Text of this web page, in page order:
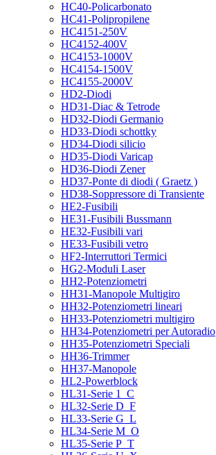
HC40-Policarbonato
HC41-Polipropilene
HC4151-250V
HC4152-400V
HC4153-1000V
HC4154-1500V
HC4155-2000V
HD2-Diodi
HD31-Diac & Tetrode
HD32-Diodi Germanio
HD33-Diodi schottky
HD34-Diodi silicio
HD35-Diodi Varicap
HD36-Diodi Zener
HD37-Ponte di diodi ( Graetz )
HD38-Soppressore di Transiente
HE2-Fusibili
HE31-Fusibili Bussmann
HE32-Fusibili vari
HE33-Fusibili vetro
HF2-Interruttori Termici
HG2-Moduli Laser
HH2-Potenziometri
HH31-Manopole Multigiro
HH32-Potenziometri lineari
HH33-Potenziometri multigiro
HH34-Potenziometri per Autoradio
HH35-Potenziometri Speciali
HH36-Trimmer
HH37-Manopole
HL2-Powerblock
HL31-Serie 1_C
HL32-Serie D_F
HL33-Serie G_L
HL34-Serie M_O
HL35-Serie P_T